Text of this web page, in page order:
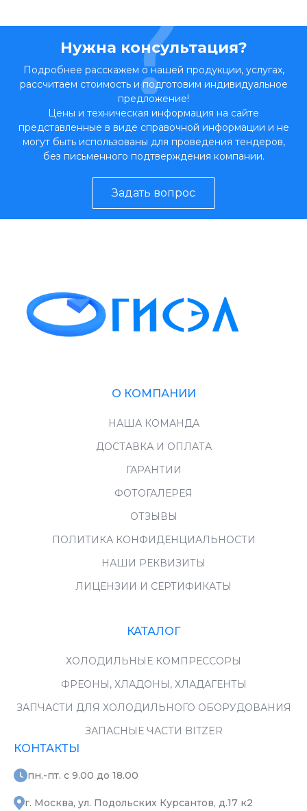
Нужна консультация?
Подробнее расскажем о нашей продукции, услугах,
рассчитаем стоимость и подготовим индивидуальное
предложение!
Цены и техническая информация на сайте
представленные в виде справочной информации и не
могут быть использованы для проведения тендеров,
без письменного подтверждения компании.
Задать вопрос
О КОМПАНИИ
НАША КОМАНДА
ДОСТАВКА И ОПЛАТА
ГАРАНТИИ
ФОТОГАЛЕРЕЯ
ОТЗЫВЫ
ПОЛИТИКА КОНФИДЕНЦИАЛЬНОСТИ
НАШИ РЕКВИЗИТЫ
ЛИЦЕНЗИИ И СЕРТИФИКАТЫ
КАТАЛОГ
ХОЛОДИЛЬНЫЕ КОМПРЕССОРЫ
ФРЕОНЫ, ХЛАДОНЫ, ХЛАДАГЕНТЫ
ЗАПЧАСТИ ДЛЯ ХОЛОДИЛЬНОГО ОБОРУДОВАНИЯ
ЗАПАСНЫЕ ЧАСТИ BITZER
КОНТАКТЫ
пн.-пт. с 9.00 до 18.00
г. Москва, ул. Подольских Курсантов, д.17 к2